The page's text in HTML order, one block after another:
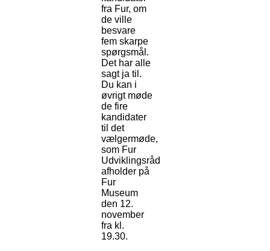
fra Fur, om
de ville
besvare
fem skarpe
spørgsmål.
Det har alle
sagt ja til.
Du kan i
øvrigt møde
de fire
kandidater
til det
vælgermøde,
som Fur
Udviklingsråd
afholder på
Fur
Museum
den 12.
november
fra kl.
19.30.